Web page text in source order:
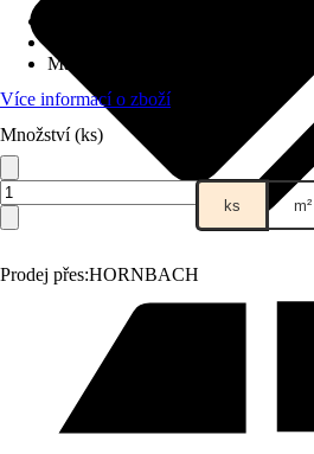
Prodej přes:HORNBACH
Materiál
Více informací o zboží
Množství (ks)
ks m²